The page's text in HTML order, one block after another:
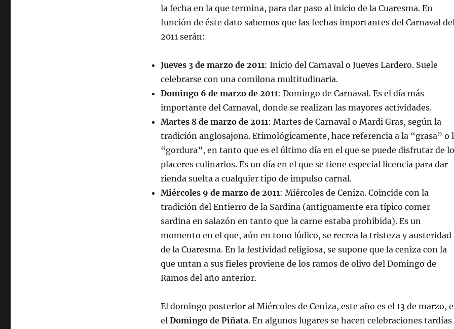
la fecha en la que termina, para dar paso al inicio de la Cuaresma. En
función de éste dato sabemos que las fechas importantes del Carnaval
2011 serán:
Jueves 3 de marzo de 2011: Inicio del Carnaval o Jueves Lardero. Suele
celebrarse con una comilona multitudinaria.
Domingo 6 de marzo de 2011: Domingo de Carnaval. Es el día más
importante del Carnaval, donde se realizan las mayores actividades.
Martes 8 de marzo de 2011: Martes de Carnaval o Mardi Gras, según la
tradición anglosajona. Etimológicamente, hace referencia a la “grasa” o
“gordura”, en tanto que es el último día en el que se puede disfrutar de
placeres culinarios. Es un día en el que se tiene especial licencia para dar
rienda suelta a cualquier tipo de impulso carnal.
Miércoles 9 de marzo de 2011: Miércoles de Ceniza. Coincide con la
tradición del Entierro de la Sardina (antiguamente era típico comer
sardina en salazón en tanto que la carne estaba prohibida). Es un
momento en el que, aún en tono lúdico, se recrea la tristeza y austeridad
de la Cuaresma. En la festividad religiosa, se supone que la ceniza con la
que untan a sus fieles proviene de los ramos de olivo del Domingo de
Ramos del año anterior.
El domingo posterior al Miércoles de Ceniza, este año es el 13 de marzo,
el Domingo de Piñata. En algunos lugares se hacen celebraciones tardías